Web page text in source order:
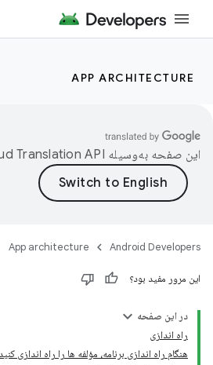
APP ARCHITECTURE
این صفحه به‌وسیله
Android Developers
App architecture
این مرور مفید بود؟
در این صفحه
راه اندازی
هنگام راه اندازی برنامه، مؤلفه ها را راه اندازی کنید